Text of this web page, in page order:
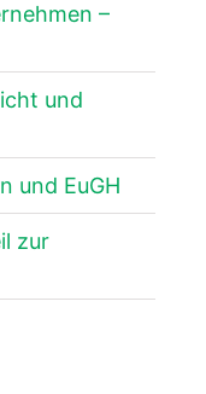
–
und
und EuGH
zur